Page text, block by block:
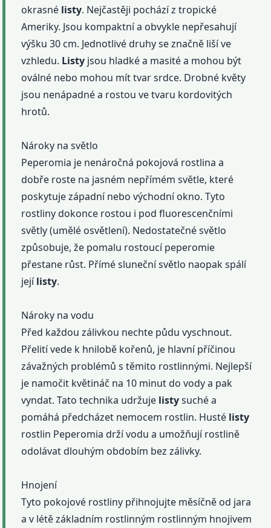
okrasné listy. Nejčastěji pochází z tropické
Ameriky. Jsou kompaktní a obvykle nepřesahují
výšku 30 cm. Jednotlivé druhy se značně liší ve
vzhledu. Listy jsou hladké a masité a mohou být
oválné nebo mohou mít tvar srdce. Drobné květy
jsou nenápadné a rostou ve tvaru kordovitých
hrotů.
Nároky na světlo
Peperomia je nenáročná pokojová rostlina a
dobře roste na jasném nepřímém světle, které
poskytuje západní nebo východní okno. Tyto
rostliny dokonce rostou i pod fluorescenčními
světly (umělé osvětlení). Nedostatečné světlo
způsobuje, že pomalu rostoucí peperomie
přestane růst. Přímé sluneční světlo naopak spálí
jejílisty.
Nároky na vodu
Před každou zálivkou nechte půdu vyschnout.
Přelití vede k hnilobě kořenů, je hlavní příčinou
závažných problémů s těmito rostlinnými. Nejlepší
je namočit květináč na 10 minut do vody a pak
vyndat. Tato technika udržuje listysuché a
pomáhá předcházet nemocem rostlin. Husté listy
rostlin Peperomia drží vodu a umožňují rostlině
odolávat dlouhým obdobím bez zálivky.
Hnojení
Tyto pokojové rostliny přihnojujte měsíčně od jara
a v létě základním rostlinným rostlinným hnojivem